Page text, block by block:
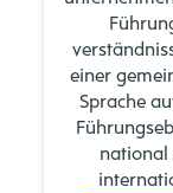
einer
Sprache
national